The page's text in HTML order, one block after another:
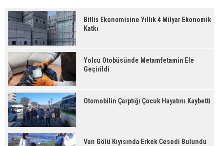
Bitlis Ekonomisine Yıllık 4 Milyar Ekonomik
Katkı
Yolcu Otobüsünde Metamfetamin Ele
Geçirildi
Otomobilin Çarptığı Çocuk Hayatını Kaybetti
Van Gölü Kıyısında Erkek Cesedi Bulundu